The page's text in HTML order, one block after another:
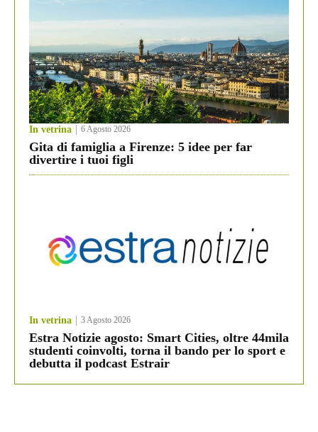
In vetrina 6 Agosto 2026
Gita di famiglia a Firenze: 5 idee per far
divertire i tuoi figli
In vetrina 3 Agosto 2026
Estra Notizie agosto: Smart Cities, oltre 44mila
studenti coinvolti, torna il bando per lo sport e
debutta il podcast Estrair